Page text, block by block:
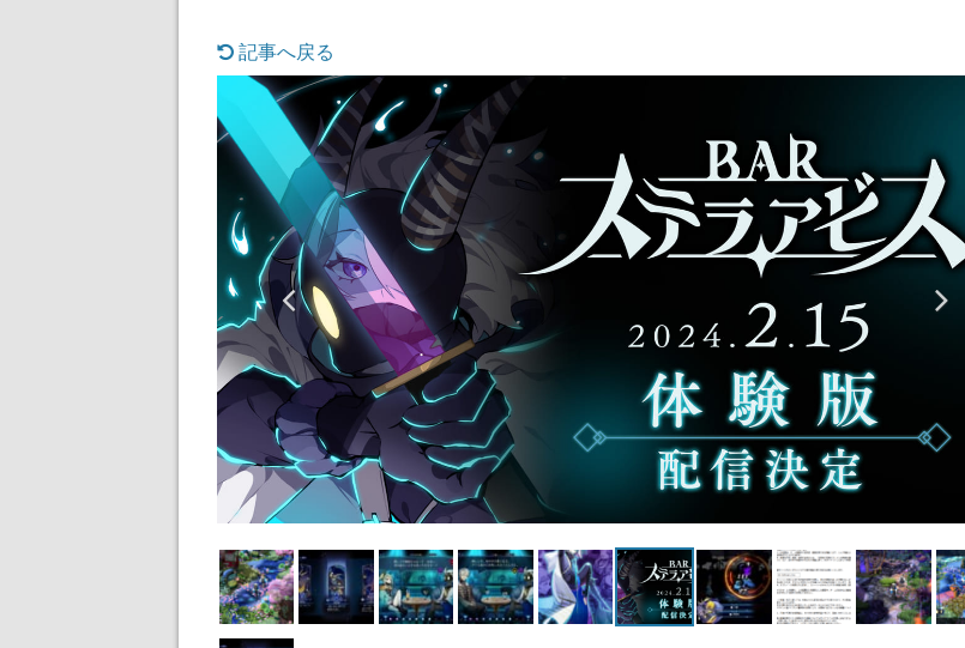
記事へ戻る